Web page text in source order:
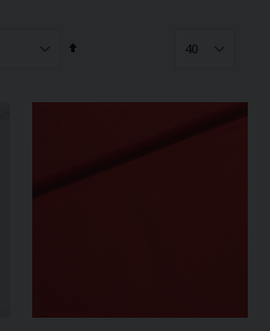
Nastavit